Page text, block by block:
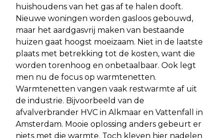
huishoudens van het gas af te halen dooft.
Nieuwe woningen worden gasloos gebouwd,
maar het aardgasvrij maken van bestaande
huizen gaat hoogst moeizaam. Niet in de laatste
plaats met betrekking tot de kosten, want die
worden torenhoog en onbetaalbaar. Ook legt
men nu de focus op warmtenetten.
Warmtenetten vangen vaak restwarmte af uit
de industrie. Bijvoorbeeld van de
afvalverbrander HVC in Alkmaar en Vattenfall in
Amsterdam. Mooie oplossing anders gebeurt er
niets met die warmte. Toch kleven hier nadelen